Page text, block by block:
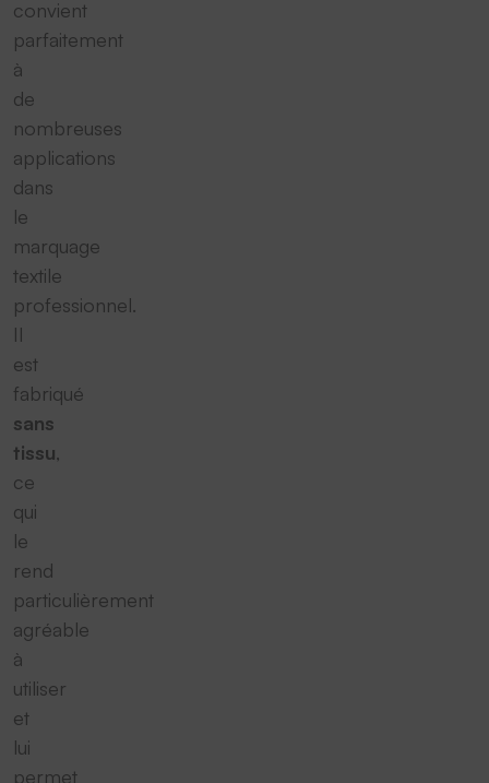
convient
parfaitement
à
de
nombreuses
applications
dans
le
marquage
textile
professionnel.
Il
est
fabriqué
sans
tissu,
ce
qui
le
rend
particulièrement
agréable
à
utiliser
et
lui
permet